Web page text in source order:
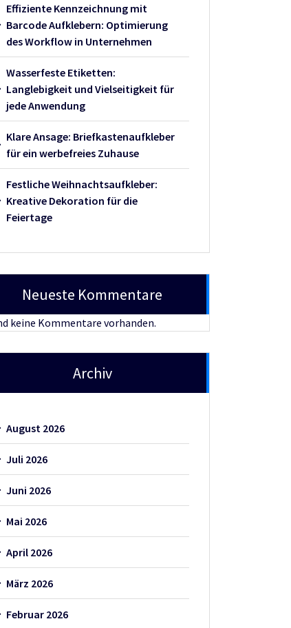
Effiziente Kennzeichnung mit
Barcode Aufklebern: Optimierung
des Workflow in Unternehmen
Wasserfeste Etiketten:
Langlebigkeit und Vielseitigkeit für
jede Anwendung
Klare Ansage: Briefkastenaufkleber
für ein werbefreies Zuhause
Festliche Weihnachtsaufkleber:
Kreative Dekoration für die
Feiertage
Neueste Kommentare
keine Kommentare vorhanden.
Archiv
August 2026
Juli 2026
Juni 2026
Mai 2026
April 2026
März 2026
Februar 2026